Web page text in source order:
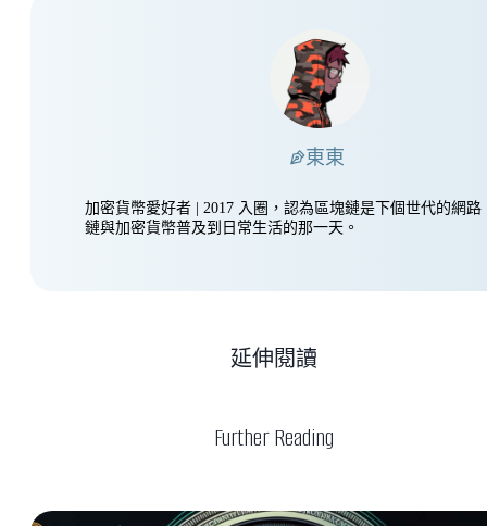
東東
加密貨幣愛好者 | 2017 入圈，認為區塊鏈是下個世代的網路
鏈與加密貨幣普及到日常生活的那一天。
Further Reading
延伸閱讀